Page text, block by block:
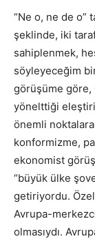
“Ne o, ne de o”
şeklinde, iki
sahiplenmek,
söyleyeceğim
görüşüme göre,
yönelttiği eleştiri
önemli
konformizme,
ekonomist
“büyük ülke
getiriyordu.
Avrupa-
olmasıydı.